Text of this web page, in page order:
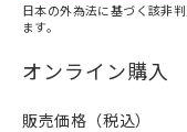
在庫等で未対応品
問い合わせください
日本の外為法に基づく該非
ます。
オンライン購入
販売価格（税込）